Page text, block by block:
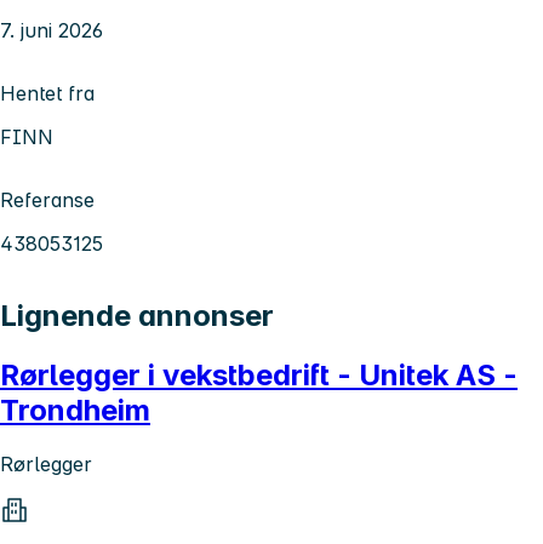
7. juni 2026
Hentet fra
FINN
Referanse
438053125
Lignende annonser
Rørlegger i vekstbedrift - Unitek AS -
Trondheim
Rørlegger